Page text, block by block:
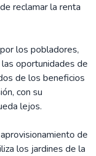
reclamar la renta
los pobladores,
oportunidades de
de los beneficios
con su
lejos.
de
los jardines de la